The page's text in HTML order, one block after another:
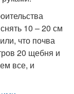
10 – 20 см
что почва
20 щебня и
все, и